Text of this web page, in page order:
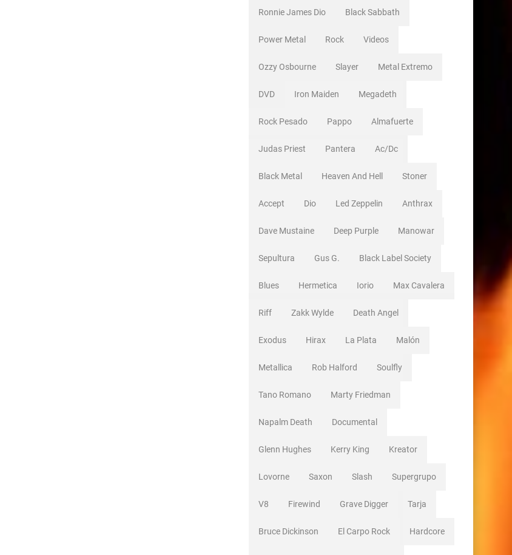
Ronnie James Dio Black Sabbath
Power Metal Rock Videos
Ozzy Osbourne Slayer Metal Extremo
DVD Iron Maiden Megadeth
Rock Pesado Pappo Almafuerte
Judas Priest Pantera Ac/dc
Black Metal Heaven And Hell Stoner
Accept Dio Led Zeppelin Anthrax
Dave Mustaine Deep Purple Manowar
Sepultura Gus G. Black Label Society
Blues Hermetica Iorio Max Cavalera
Riff Zakk Wylde Death Angel
Exodus Hirax La Plata Malón
Metallica Rob Halford Soulfly
Tano Romano Marty Friedman
Napalm Death Documental
Glenn Hughes Kerry King Kreator
Lovorne Saxon Slash Supergrupo
V8 Firewind Grave Digger Tarja
Bruce Dickinson El Carpo Rock Hardcore